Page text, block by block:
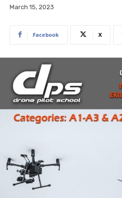
March 15, 2023
Facebook X